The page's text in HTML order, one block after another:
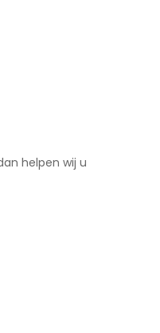
helpen wij u